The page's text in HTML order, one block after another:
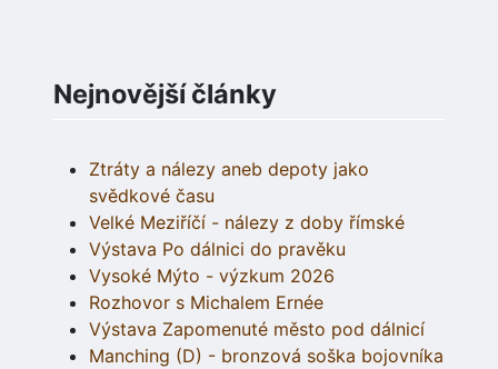
Nejnovější články
Ztráty a nálezy aneb depoty jako
svědkové času
Velké Meziříčí - nálezy z doby římské
Výstava Po dálnici do pravěku
Vysoké Mýto - výzkum 2026
Rozhovor s Michalem Ernée
Výstava Zapomenuté město pod dálnicí
Manching (D) - bronzová soška bojovníka